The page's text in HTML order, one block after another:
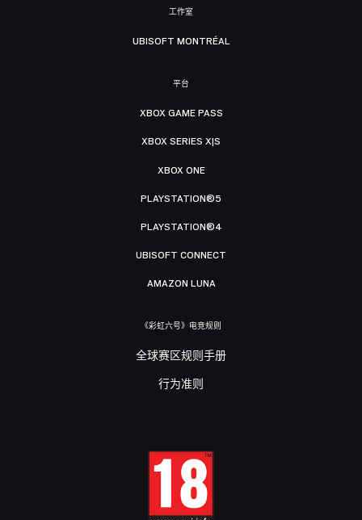
工作室
UBISOFT MONTRÉAL
平台
XBOX GAME PASS
XBOX SERIES X|S
XBOX ONE
PLAYSTATION®5
PLAYSTATION®4
UBISOFT CONNECT
AMAZON LUNA
《彩虹六号》电竞规则
全球赛区规则手册
行为准则